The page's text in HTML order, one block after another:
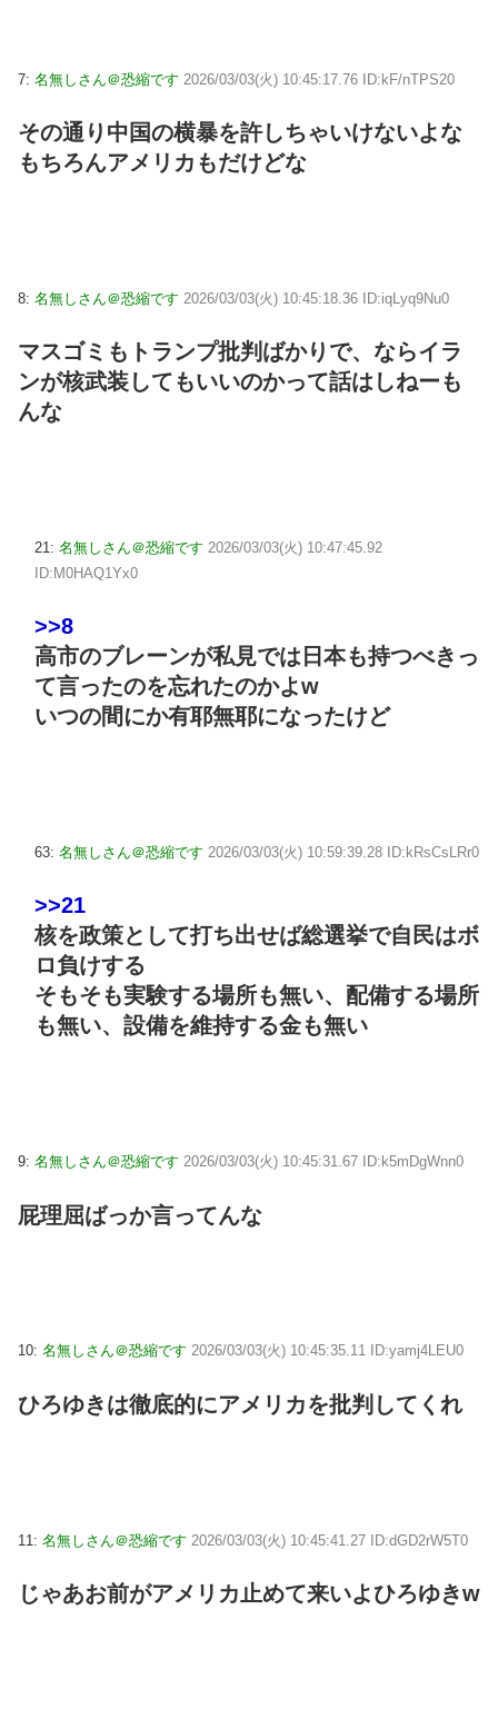
7: 名無しさん＠恐縮です 2026/03/03(火) 10:45:17.76 ID:kF/nTPS20
その通り中国の横暴を許しちゃいけないよな
もちろんアメリカもだけどな
8: 名無しさん＠恐縮です 2026/03/03(火) 10:45:18.36 ID:iqLyq9Nu0
マスゴミもトランプ批判ばかりで、ならイラ
ンが核武装してもいいのかって話はしねーも
んな
21: 名無しさん＠恐縮です 2026/03/03(火) 10:47:45.92
ID:M0HAQ1Yx0
>>8
高市のブレーンが私見では日本も持つべきっ
て言ったのを忘れたのかよw
いつの間にか有耶無耶になったけど
63: 名無しさん＠恐縮です 2026/03/03(火) 10:59:39.28 ID:kRsCsLRr0
>>21
核を政策として打ち出せば総選挙で自民はボ
ロ負けする
そもそも実験する場所も無い、配備する場所
も無い、設備を維持する金も無い
9: 名無しさん＠恐縮です 2026/03/03(火) 10:45:31.67 ID:k5mDgWnn0
屁理屈ばっか言ってんな
10: 名無しさん＠恐縮です 2026/03/03(火) 10:45:35.11 ID:yamj4LEU0
ひろゆきは徹底的にアメリカを批判してくれ
11: 名無しさん＠恐縮です 2026/03/03(火) 10:45:41.27 ID:dGD2rW5T0
じゃあお前がアメリカ止めて来いよひろゆきw